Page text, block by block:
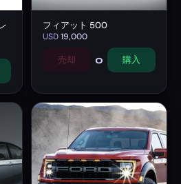
フィアット 500
USD19,000
売却 0 購入